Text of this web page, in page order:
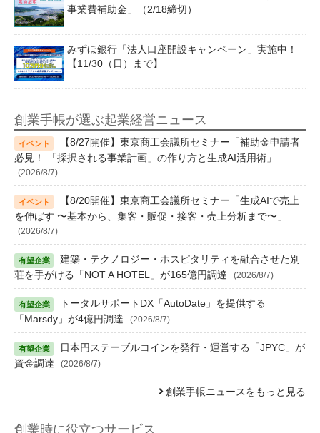
事業費補助金」（2/18締切）
みずほ銀行「法人口座開設キャンペーン」実施中！
【11/30（日）まで】
創業手帳が選ぶ起業経営ニュース
【8/27開催】東京商工会議所セミナー「補助金申請者
必見！ 「採択される事業計画」の作り方と生成AI活用術」
(2026/8/7)
【8/20開催】東京商工会議所セミナー「生成AIで売上
を伸ばす 〜基本から、集客・販促・接客・売上分析まで〜」
(2026/8/7)
建築・テクノロジー・ホスピタリティを融合させた別
荘を手がける「NOT A HOTEL」が165億円調達
(2026/8/7)
トータルサポートDX「AutoDate」を提供する
「Marsdy」が4億円調達
(2026/8/7)
日本円ステーブルコインを発行・運営する「JPYC」が
資金調達
(2026/8/7)
創業手帳ニュースをもっと見る
創業時に役立つサービス